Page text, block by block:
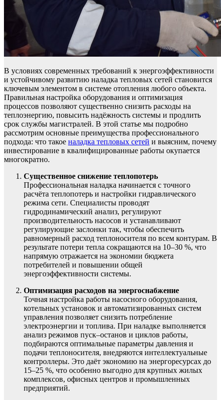
В условиях современных требований к энергоэффективности
и устойчивому развитию наладка тепловых сетей становится
ключевым элементом в системе отопления любого объекта.
Правильная настройка оборудования и оптимизация
процессов позволяют существенно снизить расходы на
теплоэнергию, повысить надёжность системы и продлить
срок службы магистралей. В этой статье мы подробно
рассмотрим основные преимущества профессионального
подхода: что такое наладка тепловых сетей и выясним, почему
инвестирование в квалифицированные работы окупается
многократно.
Существенное снижение теплопотерь
Профессиональная наладка начинается с точного
расчёта теплопотерь и настройки гидравлического
режима сети. Специалисты проводят
гидродинамический анализ, регулируют
производительность насосов и устанавливают
регулирующие заслонки так, чтобы обеспечить
равномерный расход теплоносителя по всем контурам. В
результате потери тепла сокращаются на 10–30 %, что
напрямую отражается на экономии бюджета
потребителей и повышении общей
энергоэффективности системы.
Оптимизация расходов на энергоснабжение
Точная настройка работы насосного оборудования,
котельных установок и автоматизированных систем
управления позволяет снизить потребление
электроэнергии и топлива. При наладке выполняется
анализ режимов пуск–останов и циклов работы,
подбираются оптимальные параметры давления и
подачи теплоносителя, внедряются интеллектуальные
контроллеры. Это даёт экономию на энергоресурсах до
15–25 %, что особенно выгодно для крупных жилых
комплексов, офисных центров и промышленных
предприятий.